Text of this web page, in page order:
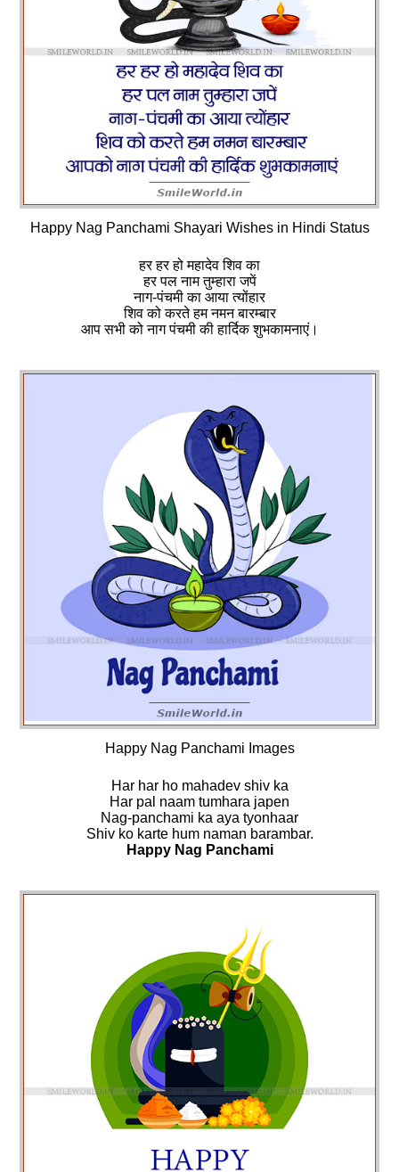
Happy Nag Panchami Shayari Wishes in Hindi Status
हर हर हो महादेव शिव का
हर पल नाम तुम्हारा जपें
नाग-पंचमी का आया त्योंहार
शिव को करते हम नमन बारम्बार
आप सभी को नाग पंचमी की हार्दिक शुभकामनाएं।
Happy Nag Panchami Images
Har har ho mahadev shiv ka
Har pal naam tumhara japen
Nag-panchami ka aya tyonhaar
Shiv ko karte hum naman barambar.
Happy Nag Panchami